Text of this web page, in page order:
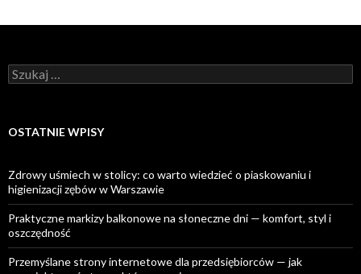
Szukaj:
OSTATNIE WPISY
Zdrowy uśmiech w stolicy: co warto wiedzieć o piaskowaniu i
higienizacji zębów w Warszawie
Praktyczne markizy balkonowe na słoneczne dni — komfort, styl i
oszczędność
Przemyślane strony internetowe dla przedsiębiorców — jak